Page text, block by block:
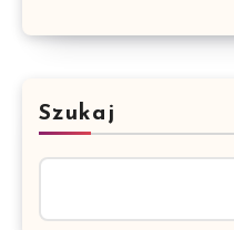
Szukaj